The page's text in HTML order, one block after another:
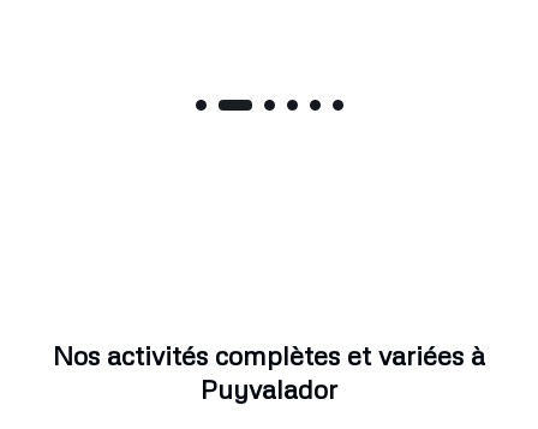
Nos activités complètes et variées à
Puyvalador